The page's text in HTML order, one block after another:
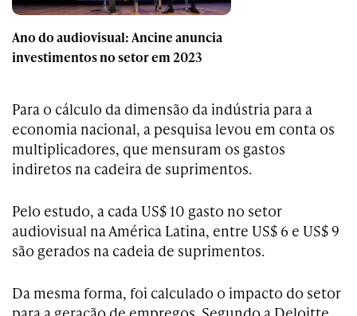
Ano do audiovisual: Ancine anuncia
investimentos no setor em 2023
Para o cálculo da dimensão da indústria para a
economia nacional, a pesquisa levou em conta os
multiplicadores, que mensuram os gastos
indiretos na cadeira de suprimentos.
Pelo estudo, a cada US$ 10 gasto no setor
audiovisual na América Latina, entre US$ 6 e US$ 9
são gerados na cadeia de suprimentos.
Da mesma forma, foi calculado o impacto do setor